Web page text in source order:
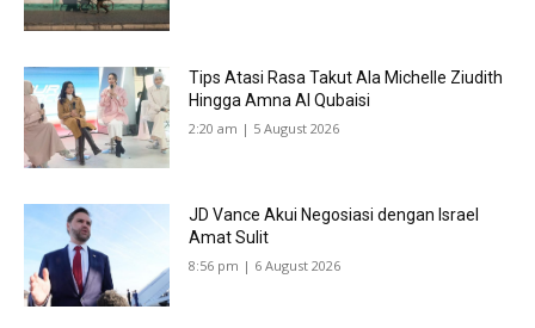
Tips Atasi Rasa Takut Ala Michelle Ziudith
Hingga Amna Al Qubaisi
2:20 am | 5 August 2026
JD Vance Akui Negosiasi dengan Israel
Amat Sulit
8:56 pm | 6 August 2026